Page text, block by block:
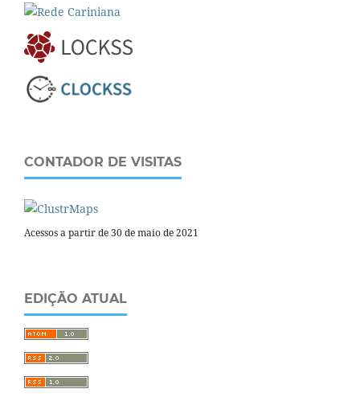
CONTADOR DE VISITAS
Acessos a partir de 30 de maio de 2021
EDIÇÃO ATUAL